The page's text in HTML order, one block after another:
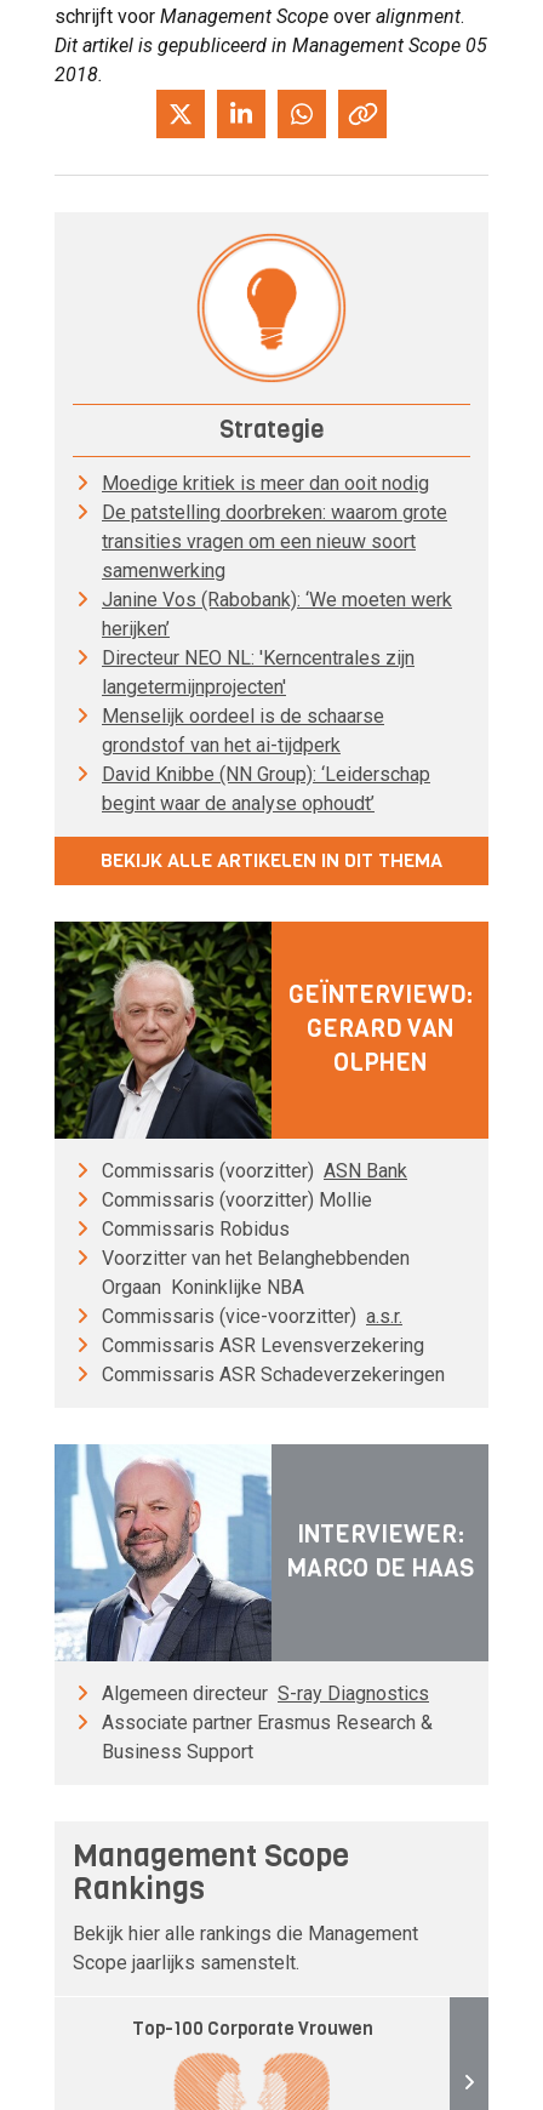
schrijft voor Management Scope over alignment.
Dit artikel is gepubliceerd in Management Scope 05
2018.
Strategie
Moedige kritiek is meer dan ooit nodig
De patstelling doorbreken: waarom grote
transities vragen om een nieuw soort
samenwerking
Janine Vos (Rabobank): ‘We moeten werk
herijken’
Directeur NEO NL: 'Kerncentrales zijn
langetermijnprojecten'
Menselijk oordeel is de schaarse
grondstof van het ai-tijdperk
David Knibbe (NN Group): ‘Leiderschap
begint waar de analyse ophoudt’
BEKIJK ALLE ARTIKELEN IN DIT THEMA
GEÏNTERVIEWD:
GERARD VAN
OLPHEN
Commissaris (voorzitter) ASN Bank
Commissaris (voorzitter) Mollie
Commissaris Robidus
Voorzitter van het Belanghebbenden
Orgaan Koninklijke NBA
Commissaris (vice-voorzitter) a.s.r.
Commissaris ASR Levensverzekering
Commissaris ASR Schadeverzekeringen
INTERVIEWER:
MARCO DE HAAS
Algemeen directeur S-ray Diagnostics
Associate partner Erasmus Research &
Business Support
Management Scope
Rankings
Bekijk hier alle rankings die Management
Scope jaarlijks samenstelt.
Top-100 Corporate Vrouwen